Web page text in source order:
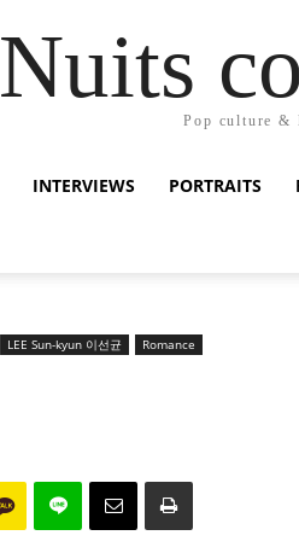
Nuits
Pop culture &
INTERVIEWS PORTRAITS
LEE Sun-kyun 이선균 Romance